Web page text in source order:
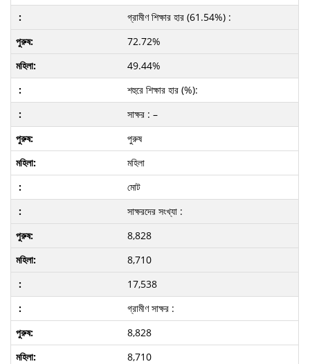
গ্রামীণ শিক্ষার হার (61.54%) :
72.72%
49.44%
শহুরে শিক্ষার হার (%):
সাক্ষর : –
পুরুষ
মহিলা
মোট
সাক্ষরদের সংখ্যা :
8,828
8,710
17,538
গ্রামীণ সাক্ষর :
8,828
8,710